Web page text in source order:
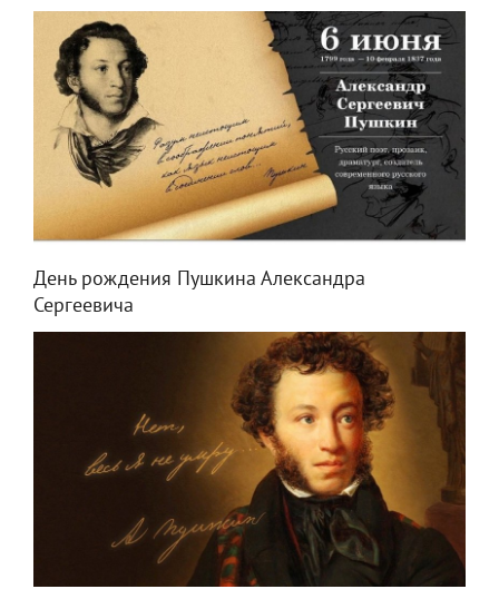
День рождения Пушкина Александра
Сергеевича